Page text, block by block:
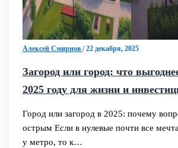
Алексей Смирнов /22 декабря, 2025
Загород или город: что
2025 году для жизни и
Город или загород в 2025: почему
острым Если в нулевые почти все
у метро, то к…